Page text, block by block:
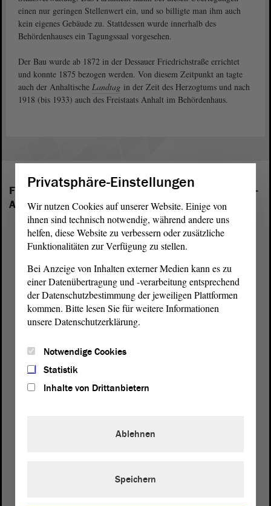
einen nur geringen Stellenwert ein, und so billigte man ihm auch
kein eigenes Gebäude zu. Stattdessen wurde innerhalb des
Behördenhauses ein Tagungssaal vorgesehen.
Der Bau wurde ab 1872 in der Dessauer Friedrichstraße errichtet
und konnte 1875 bezogen werden. Von diesem Zeitpunkt an tagte
auch der Anhaltische Landtag in der Zeit des Herzogtums und nach
1918 (bis 1933) auch des Freistaats Anhalt im Behördenhaus.
Folgende Fraktionen sind im Landtag von Sachsen-
Anhalt vertreten:
von Sachsen-Anhalt
Privatsphäre-Einstellungen
Wir nutzen Cookies auf unserer Website. Einige von
ihnen sind technisch notwendig, während andere uns
helfen, diese Website zu verbessern oder zusätzliche
Funktionalitäten zur Verfügung zu stellen.
Bei Anzeige von Inhalten externer Medien kann es zu
einer Datenübertragung und -verarbeitung entsprechend
der Datenschutzbestimmung der jeweiligen Plattformen
kommen. Bitte lesen Sie für weitere Informationen
unsere Datenschutzerklärung.
Notwendige Cookies
Statistik
Inhalte von Drittanbietern
Ablehnen
Speichern